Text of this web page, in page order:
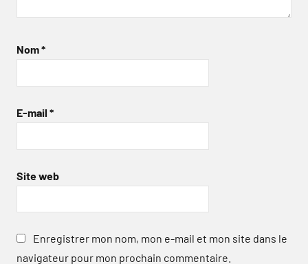
Nom*
E-mail *
Site web
Enregistrer mon nom, mon e-mail et mon site dans le
navigateur pour mon prochain commentaire.